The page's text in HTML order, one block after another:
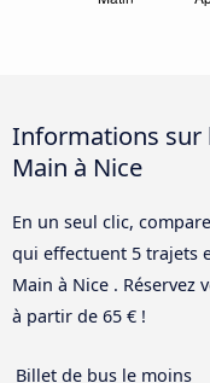
Informations sur
Main à Nice
En un seul clic,
qui effectuent 5 trajets
Main à Nice .
à partir de 65 € !
Billet de bus le moins